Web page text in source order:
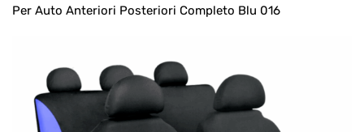
Per Auto Anteriori Posteriori Completo Blu 016